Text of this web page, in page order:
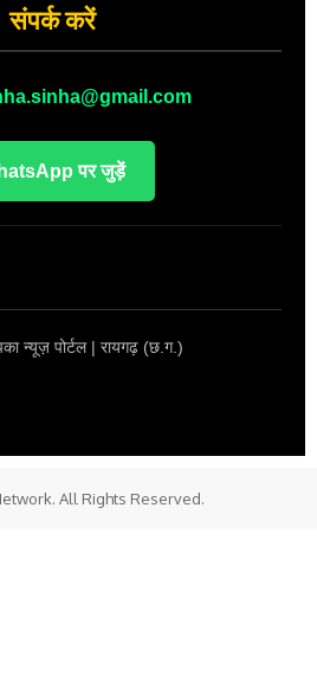
संपर्क करें
पर जुड़ें
न्यूज़ पोर्टल | रायगढ़ (छ.ग.)
All Rights Reserved.